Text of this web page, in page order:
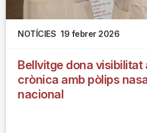
NOTÍCIES 19 febrer 2026
Bellvitge dona visibilitat
crònica amb pòlips
nacional